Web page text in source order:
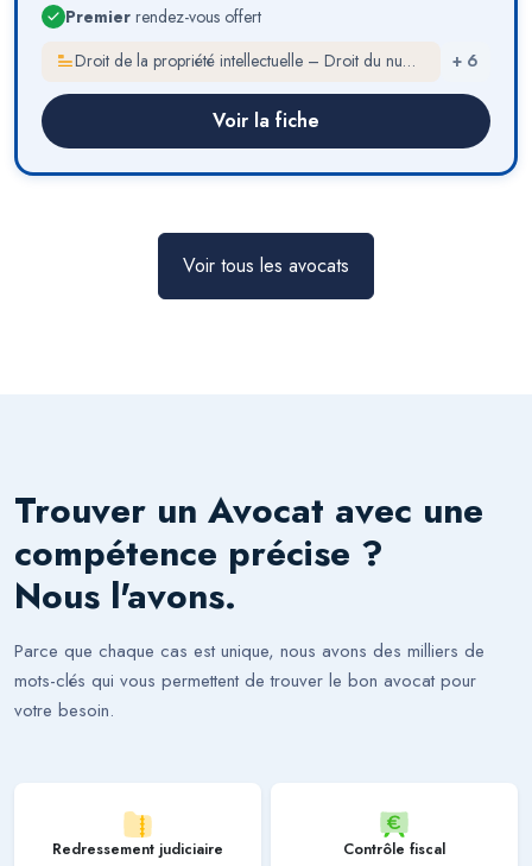
Premier rendez-vous offert
Droit de la propriété intellectuelle – Droit du numérique
+ 6
Voir la fiche
Voir tous les avocats
Trouver un Avocat avec une
compétence précise ?
Nous l'avons.
Parce que chaque cas est unique, nous avons des milliers de
mots-clés qui vous permettent de trouver le bon avocat pour
votre besoin.
Redressement judiciaire Contrôle fiscal